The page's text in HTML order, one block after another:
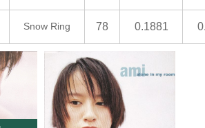
Snow Ring 78 0.1881